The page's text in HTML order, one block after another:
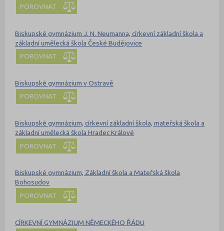
POROVNAT
Biskupské gymnázium J. N. Neumanna, církevní základní škola a
základní umělecká škola České Budějovice
POROVNAT
Biskupské gymnázium v Ostravě
POROVNAT
Biskupské gymnázium, církevní základní škola, mateřská škola a
základní umělecká škola Hradec Králové
POROVNAT
Biskupské gymnázium, Základní škola a Mateřská škola
Bohosudov
POROVNAT
CÍRKEVNÍ GYMNÁZIUM NĚMECKÉHO ŘÁDU